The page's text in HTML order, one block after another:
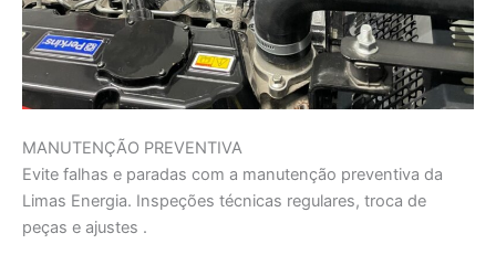
MANUTENÇÃO PREVENTIVA
Evite falhas e paradas com a manutenção preventiva da
Limas Energia. Inspeções técnicas regulares, troca de
peças e ajustes .